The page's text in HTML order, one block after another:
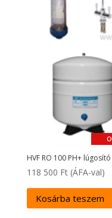
HVF RO 100 PH+
118 500 Ft (ÁFA-val)
Kosárba teszem